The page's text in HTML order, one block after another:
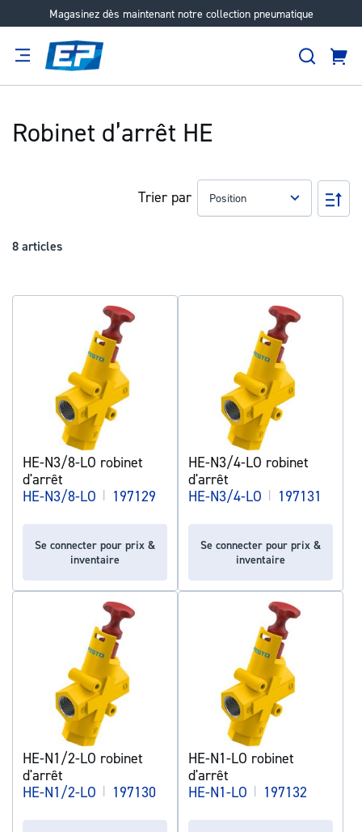
Magasinez dès maintenant notre collection pneumatique
Aller
Robinet d’arrêt HE
8 articles
Trier par
Par
HE-N3/8-LO robinet
d'arrêt
HE-N3/8-LO | 197129
Se connecter pour prix &
inventaire
HE-N3/4-LO robinet
d'arrêt
HE-N3/4-LO | 197131
Se connecter pour prix &
inventaire
HE-N1/2-LO robinet
d'arrêt
HE-N1/2-LO | 197130
HE-N1-LO robinet
d'arrêt
HE-N1-LO | 197132